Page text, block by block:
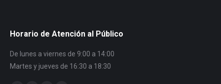
Horario de Atención al Público
De lunes a viernes de 9:00 a 14:00
Martes y jueves de 16:30 a 18:30